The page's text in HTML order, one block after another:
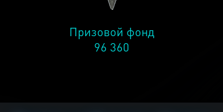
Призовой фонд
96 360